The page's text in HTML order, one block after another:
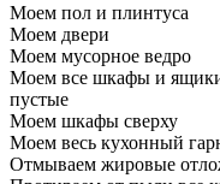
Моем пол и плинтуса
Моем двери
Моем мусорное ведро
Моем все шкафы и
пустые
Моем шкафы сверху
Моем весь кухонный
Отмываем жировые